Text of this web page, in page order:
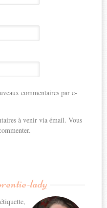
commentaires par e-
à venir via émail. Vous
lady